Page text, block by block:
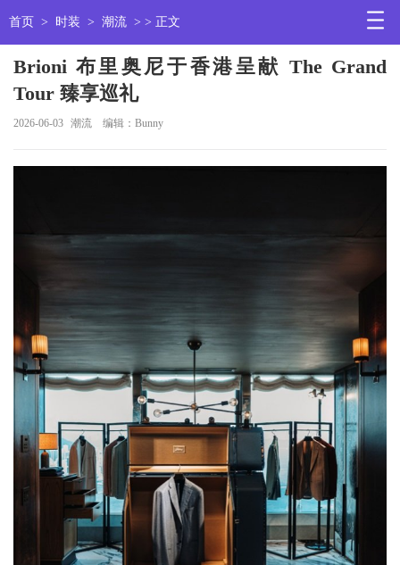
首页 > 时装 > 潮流 > > 正文
Brioni 布里奥尼于香港呈献 The Grand
Tour 臻享巡礼
2026-06-03 潮流 编辑：Bunny